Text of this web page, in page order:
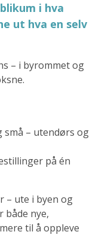
i hva
ut hva en selv
– i byrommet og
– utendørs og
på én
– ute i byen og
både nye,
til å oppleve